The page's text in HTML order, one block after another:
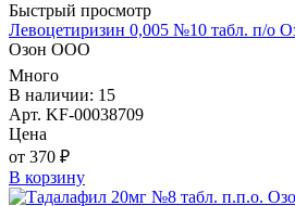
Быстрый просмотр
Левоцетиризин 0,005 №10 табл. п/о
Озон ООО
Много
В наличии: 15
Арт. KF-00038709
Цена
от 370 ₽
В корзину